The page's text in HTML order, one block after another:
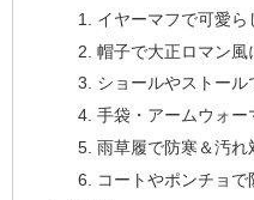
イヤーマフで可愛ら
帽子で大正ロマン風
ショールやストー
手袋・アームウォ
雨草履で防寒＆汚れ
コートやポンチョで